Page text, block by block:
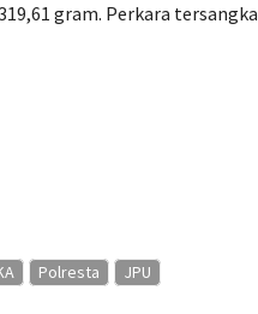
gram. Perkara tersangka
Polresta JPU